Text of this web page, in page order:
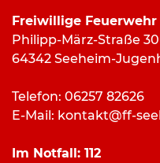
Bilderverzeichnis:
Einsatz 0212022 –
Kumle
Seeheim/Luc
Einsatz 0212022 –
Einsatz 0212022 –
Freiwillige Feuerwehr
Philipp-März-Straße 30
64342 Seeheim-
Telefon: 06257 82626
E-Mail: kontakt@ff-
Im Notfall:112